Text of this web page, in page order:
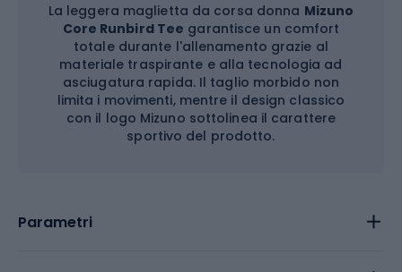
La leggera maglietta da corsa donna Mizuno
Core Runbird Tee garantisce un comfort
totale durante l'allenamento grazie al
materiale traspirante e alla tecnologia ad
asciugatura rapida. Il taglio morbido non
limita i movimenti, mentre il design classico
con il logo Mizuno sottolinea il carattere
sportivo del prodotto.
Parametri